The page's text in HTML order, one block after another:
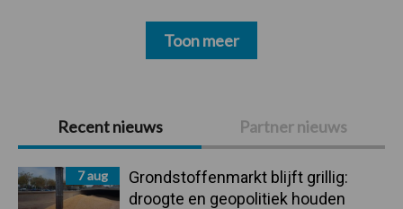
Primaire
Sidebar
Recent nieuws Partner nieuws
7 aug
Grondstoffenmarkt blijft grillig:
droogte en geopolitiek houden
Toon meer